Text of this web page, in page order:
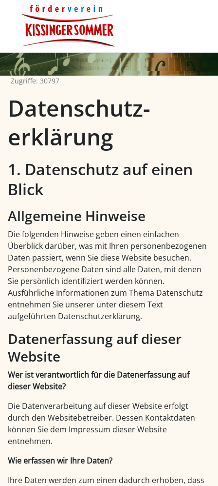
Zugriffe: 30797
Datenschutz­
erklärung
1. Datenschutz auf einen
Blick
Allgemeine Hinweise
Die folgenden Hinweise geben einen einfachen
Überblick darüber, was mit Ihren personenbezogenen
Daten passiert, wenn Sie diese Website besuchen.
Personenbezogene Daten sind alle Daten, mit denen
Sie persönlich identifiziert werden können.
Ausführliche Informationen zum Thema Datenschutz
entnehmen Sie unserer unter diesem Text
aufgeführten Datenschutzerklärung.
Datenerfassung auf dieser
Website
Wer ist verantwortlich für die Datenerfassung auf
dieser Website?
Die Datenverarbeitung auf dieser Website erfolgt
durch den Websitebetreiber. Dessen Kontaktdaten
können Sie dem Impressum dieser Website
entnehmen.
Wie erfassen wir Ihre Daten?
Ihre Daten werden zum einen dadurch erhoben, dass